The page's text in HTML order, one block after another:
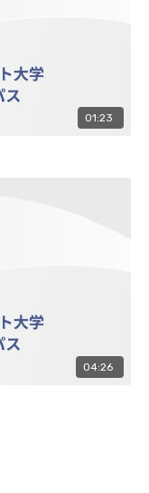
01:23
04:26